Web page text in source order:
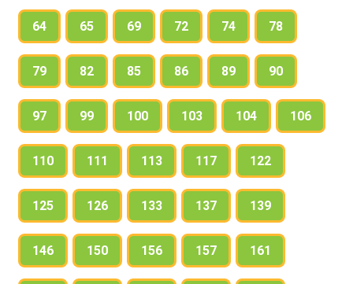
64 65 69 72 74 78
79 82 85 86 89 90
97 99 100 103 104 106
110 111 113 117 122
125 126 133 137 139
146 150 156 157 161